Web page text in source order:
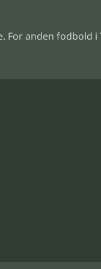
For anden fodbold i